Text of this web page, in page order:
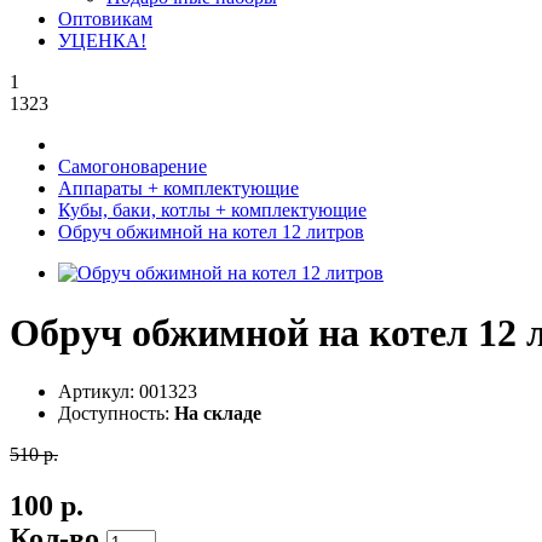
Оптовикам
УЦЕНКА!
1
1323
Самогоноварение
Аппараты + комплектующие
Кубы, баки, котлы + комплектующие
Обруч обжимной на котел 12 литров
Обруч обжимной на котел 12
Артикул: 001323
Доступность: На складе
510 р.
100 р.